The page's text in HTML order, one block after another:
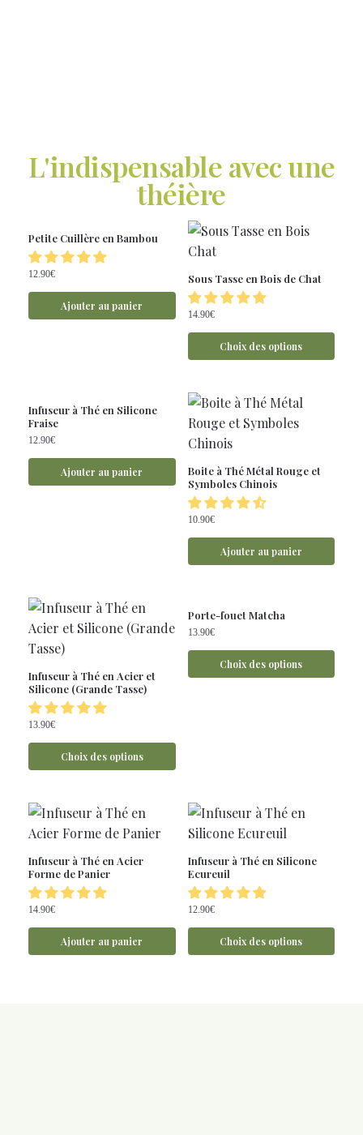
L'indispensable avec une
théière
Petite Cuillère en Bambou
12.90€
Ajouter au panier
Sous Tasse en Bois de Chat
14.90€
Choix des options
Infuseur à Thé en Silicone
Fraise
12.90€
Ajouter au panier
Boite à Thé Métal Rouge et
Symboles Chinois
10.90€
Ajouter au panier
Infuseur à Thé en Acier et
Silicone (Grande Tasse)
13.90€
Choix des options
Porte-fouet Matcha
13.90€
Choix des options
Infuseur à Thé en Acier
Forme de Panier
14.90€
Ajouter au panier
Infuseur à Thé en Silicone
Ecureuil
12.90€
Choix des options